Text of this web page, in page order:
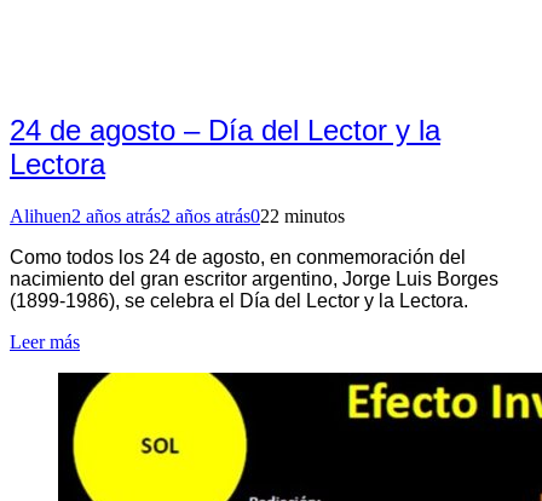
24 de agosto – Día del Lector y la
Lectora
Alihuen2 años atrás2 años atrás022 minutos
Como todos los 24 de agosto, en conmemoración del
nacimiento del gran escritor argentino, Jorge Luis Borges
(1899-1986), se celebra el Día del Lector y la Lectora.
Leer más